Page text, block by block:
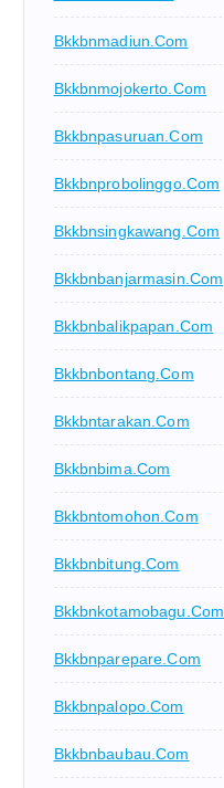
Bkkbnmadiun.com
Bkkbnmojokerto.com
Bkkbnpasuruan.com
Bkkbnprobolinggo.com
Bkkbnsingkawang.com
Bkkbnbanjarmasin.com
Bkkbnbalikpapan.com
Bkkbnbontang.com
Bkkbntarakan.com
Bkkbnbima.com
Bkkbntomohon.com
Bkkbnbitung.com
Bkkbnkotamobagu.com
Bkkbnparepare.com
Bkkbnpalopo.com
Bkkbnbaubau.com